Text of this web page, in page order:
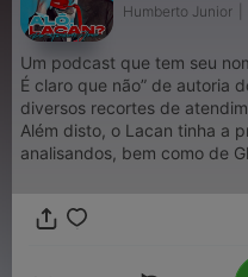
Humberto Junior
Um podcast que tem seu
É claro que não” de autoria
diversos recortes de
Além disto, o Lacan tinha a
analisandos, bem como de
para atender alguém ao telefone. É um podcast para
prática psicanalítica, e não só. Aqui, receberei diversos
papo leve, e deliberações de incertezas.